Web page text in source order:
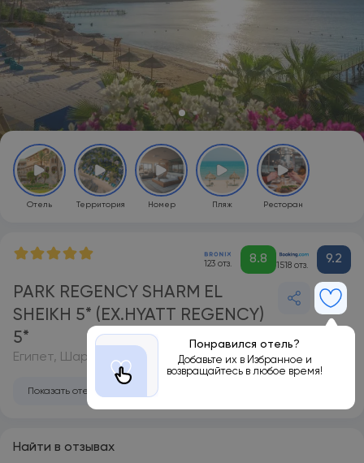
Отель Территория Номер Пляж Ресторан
123 отз. 8.8 1518 отз. 9.2
PARK REGENCY SHARM EL
SHEIKH 5* (EX.HYATT REGENCY)
5*
Понравился отель?
Добавьте их в Избранное и
возвращайтесь в любое время!
Египет, Шарм-эль-Шейх
Показать отель на карте
Найти в отзывах